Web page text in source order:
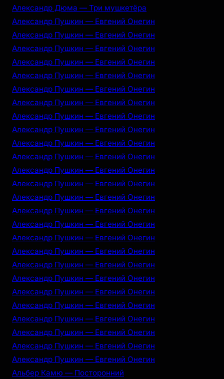
Александр Дюма — Три мушкетёра
Александр Пушкин — Евгений Онегин
Александр Пушкин — Евгений Онегин
Александр Пушкин — Евгений Онегин
Александр Пушкин — Евгений Онегин
Александр Пушкин — Евгений Онегин
Александр Пушкин — Евгений Онегин
Александр Пушкин — Евгений Онегин
Александр Пушкин — Евгений Онегин
Александр Пушкин — Евгений Онегин
Александр Пушкин — Евгений Онегин
Александр Пушкин — Евгений Онегин
Александр Пушкин — Евгений Онегин
Александр Пушкин — Евгений Онегин
Александр Пушкин — Евгений Онегин
Александр Пушкин — Евгений Онегин
Александр Пушкин — Евгений Онегин
Александр Пушкин — Евгений Онегин
Александр Пушкин — Евгений Онегин
Александр Пушкин — Евгений Онегин
Александр Пушкин — Евгений Онегин
Александр Пушкин — Евгений Онегин
Александр Пушкин — Евгений Онегин
Александр Пушкин — Евгений Онегин
Александр Пушкин — Евгений Онегин
Александр Пушкин — Евгений Онегин
Александр Пушкин — Евгений Онегин
Альбер Камю — Посторонний